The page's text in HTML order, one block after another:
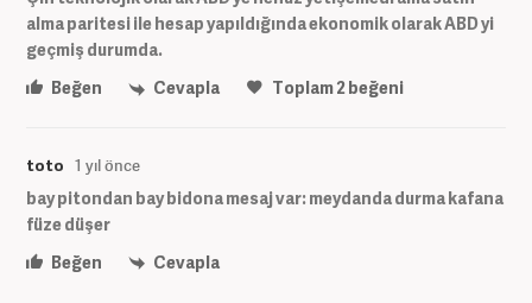
alma paritesi ile hesap yapıldığında ekonomik olarak ABD yi
geçmiş durumda.
Beğen
Cevapla Toplam2beğeni
toto 1 yıl önce
bay pitondan bay bidona mesaj var: meydanda durma kafana
füze düşer
Beğen
Cevapla